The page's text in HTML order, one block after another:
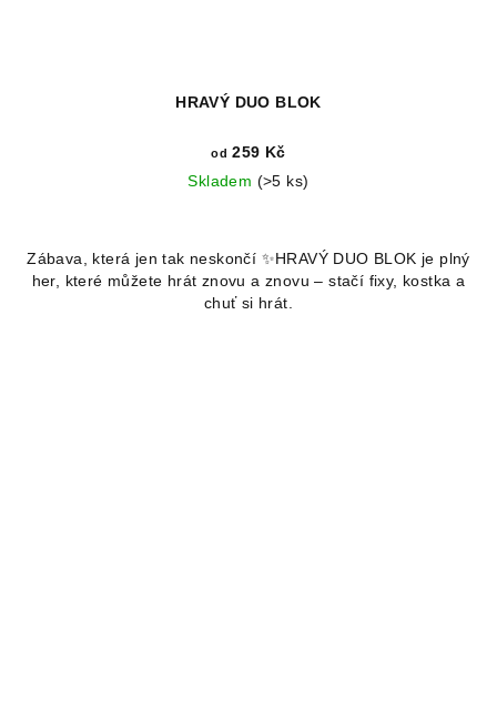
HRAVÝ DUO BLOK
od 259 Kč
Skladem (>5 ks)
produktu
je
5,0
Zábava, která jen tak neskončí ✨HRAVÝ DUO BLOK je plný
her, které můžete hrát znovu a znovu – stačí fixy, kostka a
chuť si hrát.